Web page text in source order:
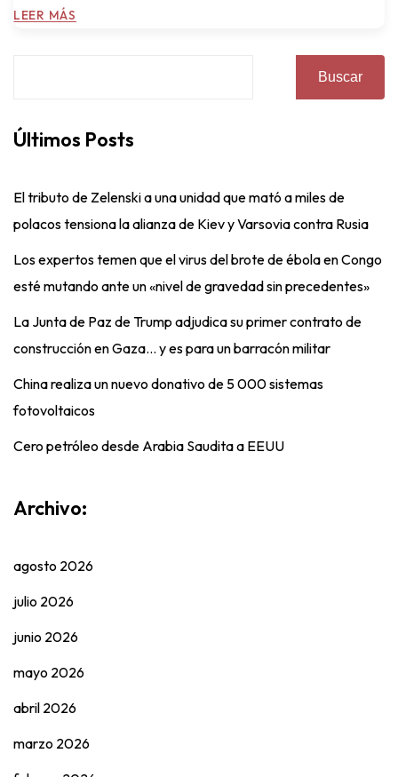
LEER MÁS
Buscar
Últimos Posts
El tributo de Zelenski a una unidad que mató a miles de
polacos tensiona la alianza de Kiev y Varsovia contra Rusia
Los expertos temen que el virus del brote de ébola en Congo
esté mutando ante un «nivel de gravedad sin precedentes»
La Junta de Paz de Trump adjudica su primer contrato de
construcción en Gaza… y es para un barracón militar
China realiza un nuevo donativo de 5 000 sistemas
fotovoltaicos
Cero petróleo desde Arabia Saudita a EEUU
Archivo:
agosto 2026
julio 2026
junio 2026
mayo 2026
abril 2026
marzo 2026